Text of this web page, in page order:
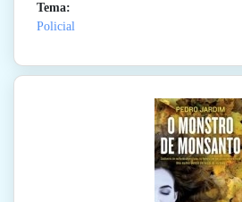
Tema:
Policial